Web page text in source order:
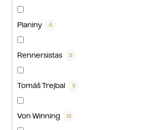
Planiny 6
Rennersistas 5
Tomáš Trejbal 5
Von Winning 12